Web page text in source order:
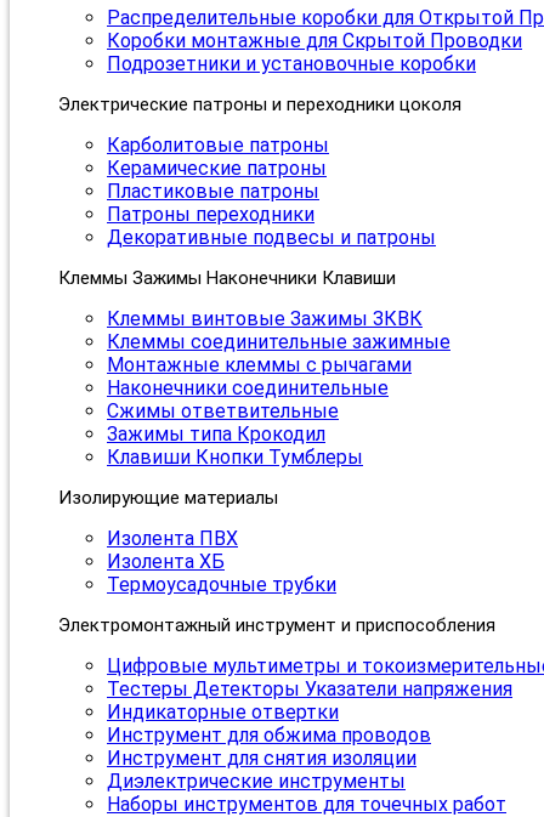
Распределительные коробки для Открытой
Коробки монтажные для Скрытой Проводки
Подрозетники и установочные коробки
Электрические патроны и переходники цоколя
Карболитовые патроны
Керамические патроны
Пластиковые патроны
Патроны переходники
Декоративные подвесы и патроны
Клеммы Зажимы Наконечники Клавиши
Клеммы винтовые Зажимы ЗКВК
Клеммы соединительные зажимные
Монтажные клеммы с рычагами
Наконечники соединительные
Сжимы ответвительные
Зажимы типа Крокодил
Клавиши Кнопки Тумблеры
Изолирующие материалы
Изолента ПВХ
Изолента ХБ
Термоусадочные трубки
Электромонтажный инструмент и приспособления
Цифровые мультиметры и
Тестеры Детекторы Указатели напряжения
Индикаторные отвертки
Инструмент для обжима проводов
Инструмент для снятия изоляции
Диэлектрические инструменты
Наборы инструментов для точечных работ